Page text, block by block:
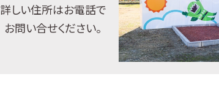
詳しい住所はお電話で
お問い合せください。